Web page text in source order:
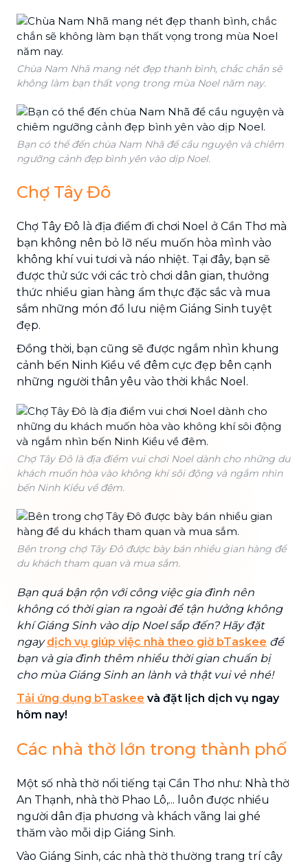
Chùa Nam Nhã mang nét đẹp thanh bình, chắc chắn sẽ
không làm bạn thất vọng trong mùa Noel năm nay.
Bạn có thể đến chùa Nam Nhã để cầu nguyện và chiêm
ngưỡng cảnh đẹp bình yên vào dịp Noel.
Chợ Tây Đô
Chợ Tây Đô là địa điểm đi chơi Noel ở Cần Thơ mà
bạn không nên bỏ lỡ nếu muốn hòa mình vào
không khí vui tươi và náo nhiệt. Tại đây, bạn sẽ
được thử sức với các trò chơi dân gian, thưởng
thức nhiều gian hàng ẩm thực đặc sắc và mua
sắm những món đồ lưu niệm Giáng Sinh tuyệt
đẹp.
Đồng thời, bạn cũng sẽ được ngắm nhìn khung
cảnh bến Ninh Kiều về đêm cực đẹp bên cạnh
những người thân yêu vào thời khắc Noel.
Chợ Tây Đô là địa điểm vui chơi Noel dành cho những du
khách muốn hòa vào không khí sôi động và ngắm nhìn
bến Ninh Kiều về đêm.
Bên trong chợ Tây Đô được bày bán nhiều gian hàng để
du khách tham quan và mua sắm.
Bạn quá bận rộn với công việc gia đình nên
không có thời gian ra ngoài để tận hưởng không
khí Giáng Sinh vào dịp Noel sắp đến? Hãy đặt
ngaydịch vụ giúp việc nhà theo giờ bTaskee để
bạn và gia đình thêm nhiều thời gian chuẩn bị
cho mùa Giáng Sinh an lành và thật vui vẻ nhé!
Tải ứng dụng bTaskee và đặt lịch dịch vụ ngay
hôm nay!
Các nhà thờ lớn trong thành phố
Một số nhà thờ nổi tiếng tại Cần Thơ như: Nhà thờ
An Thạnh, nhà thờ Phao Lô,... luôn được nhiều
người dân địa phương và khách vãng lai ghé
thăm vào mỗi dịp Giáng Sinh.
Vào Giáng Sinh, các nhà thờ thường trang trí cây